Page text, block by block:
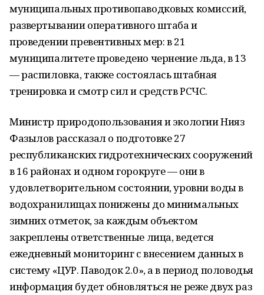
муниципальных противопаводковых комиссий,
развертывании оперативного штаба и
проведении превентивных мер: в 21
муниципалитете проведено чернение льда, в 13
— распиловка, также состоялась штабная
тренировка и смотр сил и средств РСЧС.
Министр природопользования и экологии Нияз
Фазылов рассказал о подготовке 27
республиканских гидротехнических сооружений
в 16 районах и одном горокруге — они в
удовлетворительном состоянии, уровни воды в
водохранилищах понижены до минимальных
зимних отметок, за каждым объектом
закреплены ответственные лица, ведется
ежедневный мониторинг с внесением данных в
систему «ЦУР. Паводок 2.0», а в период половодья
информация будет обновляться не реже двух раз